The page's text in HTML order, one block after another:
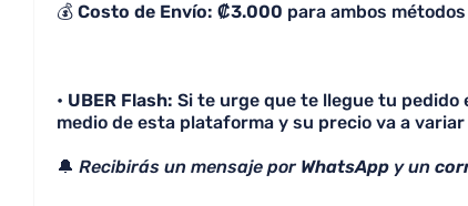
💰 Costo de Envío: ₡3.000 para ambos
• UBER Flash: Si te urge que te llegue tu
medio de esta plataforma y su precio va a
🔔 Recibirás un mensaje por WhatsApp y un